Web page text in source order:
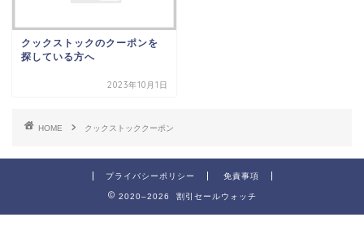
クックストックのクーポンを
探している方へ
2023年10月1日
HOME クックストッククーポン
プライバシーポリシー 免責事項
2020–2026 割引セールウォッチ